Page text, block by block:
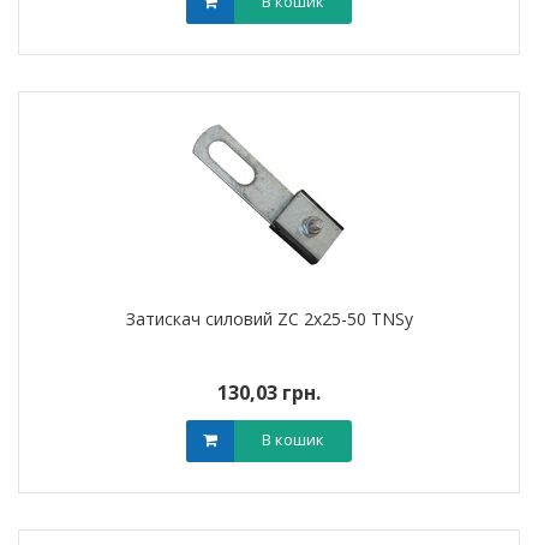
Затискач силовий ZC 2х25-50 TNSy
130,03 грн.
В кошик